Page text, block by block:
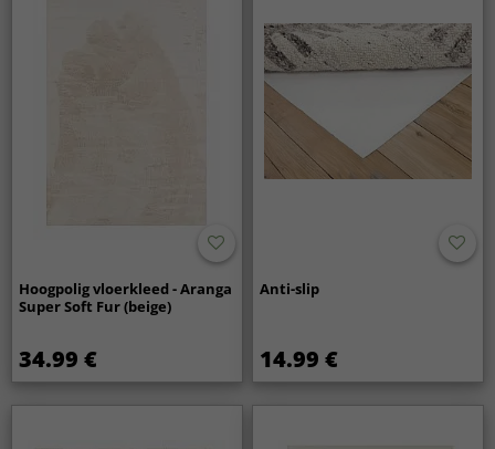
Hoogpolig vloerkleed - Aranga
Super Soft Fur (beige)
34.99 €
Anti-slip
14.99 €